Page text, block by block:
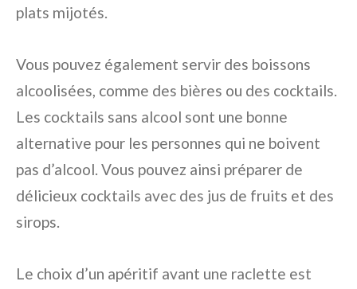
plats mijotés.
Vous pouvez également servir des boissons
alcoolisées, comme des bières ou des cocktails.
Les cocktails sans alcool sont une bonne
alternative pour les personnes qui ne boivent
pas d’alcool. Vous pouvez ainsi préparer de
délicieux cocktails avec des jus de fruits et des
sirops.
Le choix d’un apéritif avant une raclette est